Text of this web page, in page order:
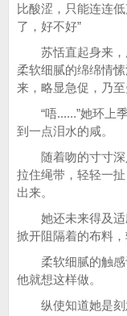
比酸涩，只能连连
了，好不好”
苏恬直起身来，
柔软细腻的绵绵情
来，略显急促，乃至
“唔......”她环上季
到一点泪水的咸。
随着吻的寸寸深
拉住绳带，轻轻一
出来。
她还未来得及适
掀开阻隔着的布料
柔软细腻的触感
他就想这样做。
纵使知道她是刻